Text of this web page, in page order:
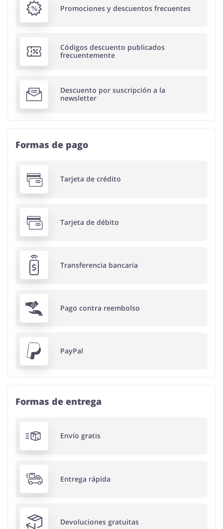
Promociones y descuentos frecuentes
Códigos descuento publicados
frecuentemente
Descuento por suscripción a la
newsletter
Formas de pago
Tarjeta de crédito
Tarjeta de débito
Transferencia bancaria
Pago contra reembolso
PayPal
Formas de entrega
Envío gratis
Entrega rápida
Devoluciones gratuitas